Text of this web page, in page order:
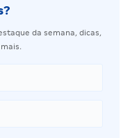
da semana, dicas,